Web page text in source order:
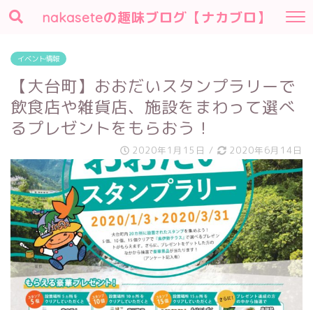
nakaseteの趣味ブログ【ナカブロ】
イベント情報
【大台町】おおだいスタンプラリーで
飲食店や雑貨店、施設をまわって選べ
るプレゼントをもらおう！
2020年1月15日 / 2020年6月14日